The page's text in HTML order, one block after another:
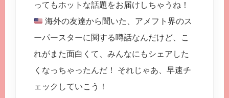
ってもホットな話題をお届けしちゃうね！
海外の友達から聞いた、アメフト界のス
ーパースターに関する噂話なんだけど、こ
れがまた面白くて、みんなにもシェアした
くなっちゃったんだ！ それじゃあ、早速チ
ェックしていこう！